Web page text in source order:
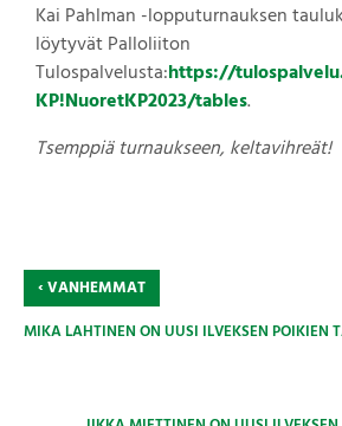
Kai Pahlman -lopputurnauksen
löytyvät Palloliiton
Tulospalvelusta:https://
KP!NuoretKP2023/tables.
Tsemppiä turnaukseen, keltavihreät!
‹VANHEMMAT
MIKA LAHTINEN ON UUSI ILVEKSEN POIKIEN